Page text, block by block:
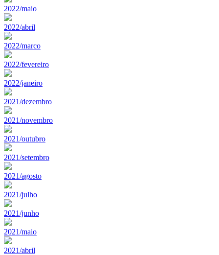
2022/maio
2022/abril
2022/marco
2022/fevereiro
2022/janeiro
2021/dezembro
2021/novembro
2021/outubro
2021/setembro
2021/agosto
2021/julho
2021/junho
2021/maio
2021/abril